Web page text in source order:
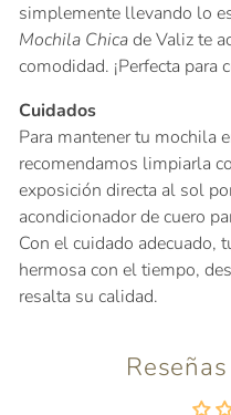
simplemente llevando lo
Mochila Chicade Valiz te
comodidad. ¡Perfecta para
Cuidados
Para mantener tu mochila
recomendamos limpiarla
exposición directa al sol
acondicionador de cuero
Con el cuidado adecuado,
hermosa con el tiempo,
resalta su calidad.
Se requiere
Inicie sesión en su
a su lista de deseos
anteriormente.